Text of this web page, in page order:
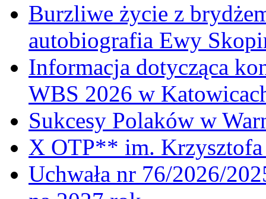
Burzliwe życie z
autobiografia Ewy
Informacja dotycząca
WBS 2026 w
Sukcesy Polaków w
X OTP** im. Krzysztofa
Uchwała nr 76/2026/